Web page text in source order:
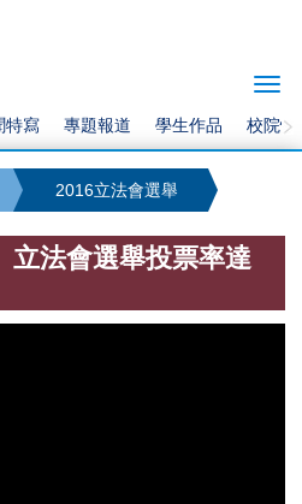
特寫 專題報道 學生作品 校院快
2016立法會選舉
立法會選舉投票率達